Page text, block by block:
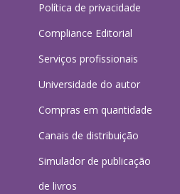
Política de privacidade
Compliance Editorial
Serviços profissionais
Universidade do autor
Compras em quantidade
Canais de distribuição
Simulador de publicação
de livros